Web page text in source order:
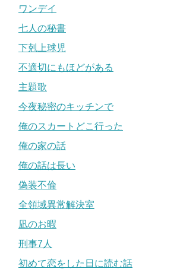
ワンデイ
七人の秘書
下剋上球児
不適切にもほどがある
主題歌
今夜秘密のキッチンで
俺のスカートどこ行った
俺の家の話
俺の話は長い
偽装不倫
全領域異常解決室
凪のお暇
刑事7人
初めて恋をした日に読む話